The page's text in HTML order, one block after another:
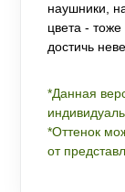
наушники,
цвета -
достичь
*Данная
*Оттенок
от